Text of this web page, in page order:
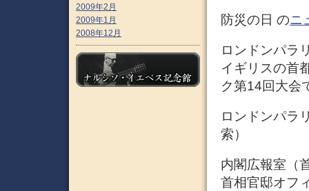
防災の日 のニ
ロンドンパラ
イギリスの首
ク第14回大会
ロンドンパラ
索）
内閣広報室（
首相官邸オフ
2009年2月
2009年1月
2008年12月